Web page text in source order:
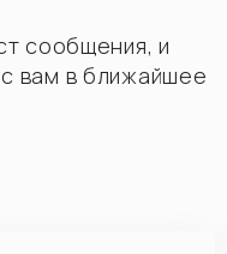
сообщения, и
вам в ближайшее